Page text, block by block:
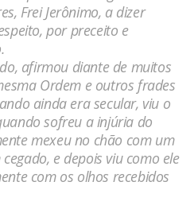
Frei Jerônimo, a dizer
por preceito e
afirmou diante de muitos
Ordem e outros frades
ainda era secular, viu o
sofreu a injúria do
mexeu no chão com um
e depois viu como ele
com os olhos recebidos